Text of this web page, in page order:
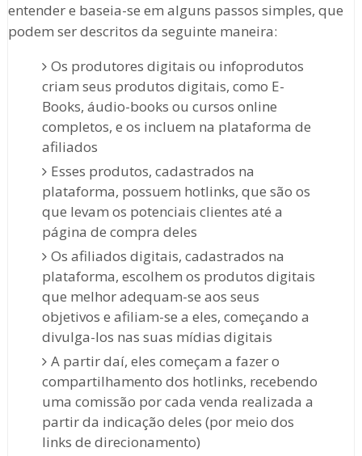
entender e baseia-se em alguns passos simples, que
podem ser descritos da seguinte maneira:
Os produtores digitais ou infoprodutos
criam seus produtos digitais, como E-
Books, áudio-books ou cursos online
completos, e os incluem na plataforma de
afiliados
Esses produtos, cadastrados na
plataforma, possuem hotlinks, que são os
que levam os potenciais clientes até a
página de compra deles
Os afiliados digitais, cadastrados na
plataforma, escolhem os produtos digitais
que melhor adequam-se aos seus
objetivos e afiliam-se a eles, começando a
divulga-los nas suas mídias digitais
A partir daí, eles começam a fazer o
compartilhamento dos hotlinks, recebendo
uma comissão por cada venda realizada a
partir da indicação deles (por meio dos
links de direcionamento)